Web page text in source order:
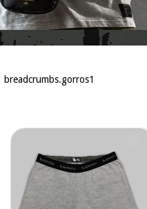
breadcrumbs.gorros1